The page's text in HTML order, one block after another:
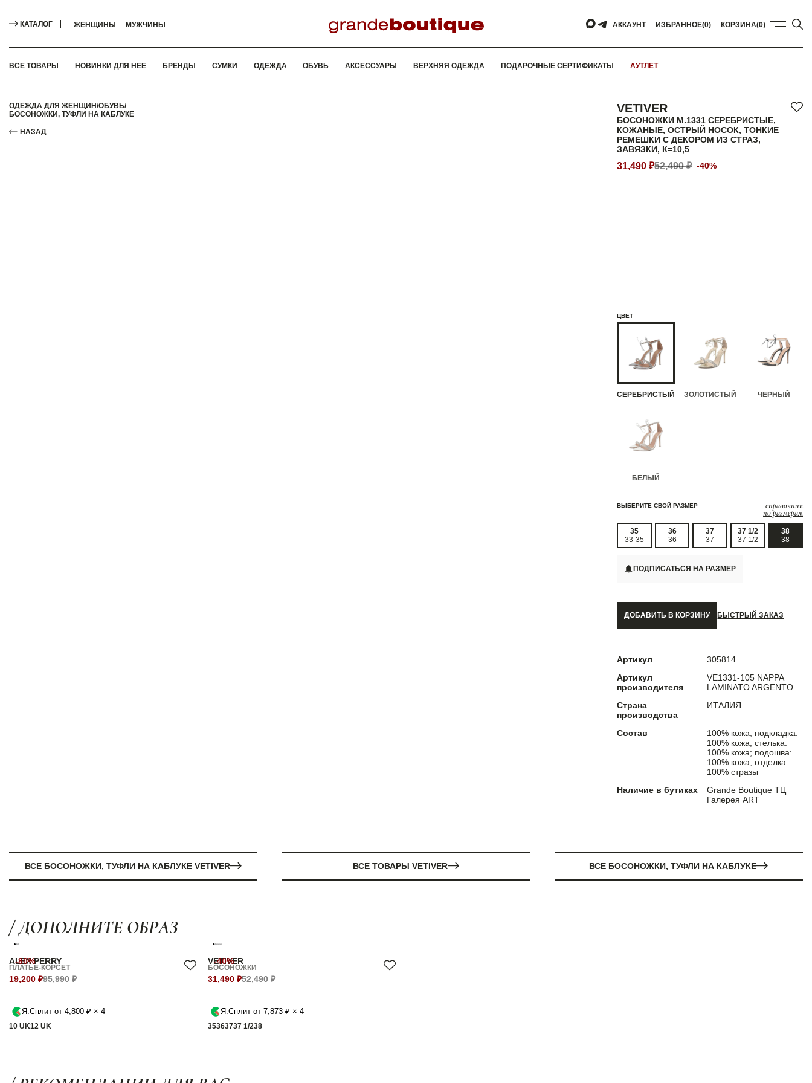
КАТАЛОГ ЖЕНЩИНЫ МУЖЧИНЫ АККАУНТ ИЗБРАННОЕ(0) КОРЗИНА(0)
ВСЕ ТОВАРЫ НОВИНКИ ДЛЯ НЕЕ БРЕНДЫ СУМКИ ОДЕЖДА ОБУВЬ АКСЕССУАРЫ ВЕРХНЯЯ ОДЕЖДА ПОДАРОЧНЫЕ СЕРТИФИКАТЫ АУТЛЕТ
ОДЕЖДА ДЛЯ ЖЕНЩИН/ОБУВЬ/
БОСОНОЖКИ, ТУФЛИ НА КАБЛУКЕ
НАЗАД
VETIVER
БОСОНОЖКИ M.1331 СЕРЕБРИСТЫЕ,
КОЖАНЫЕ, ОСТРЫЙ НОСОК, ТОНКИЕ
РЕМЕШКИ С ДЕКОРОМ ИЗ СТРАЗ,
ЗАВЯЗКИ, К=10,5
31,490 ₽52,490 ₽ -40%
ЦВЕТ
СЕРЕБРИСТЫЙ ЗОЛОТИСТЫЙ ЧЕРНЫЙ
БЕЛЫЙ
ВЫБЕРИТЕ СВОЙ РАЗМЕР справочник
по размерам
35
33-35
36
36
37
37
37 1/2
37 1/2
38
38
ПОДПИСАТЬСЯ НА РАЗМЕР
ДОБАВИТЬ В КОРЗИНУ БЫСТРЫЙ ЗАКАЗ
Артикул
305814
Артикул
производителя
VE1331-105 NAPPA
LAMINATO ARGENTO
Страна
производства
ИТАЛИЯ
Состав
100% кожа; подкладка:
100% кожа; стелька:
100% кожа; подошва:
100% кожа; отделка:
100% стразы
Наличие в бутиках
Grande Boutique ТЦ
Галерея ART
ВСЕ БОСОНОЖКИ, ТУФЛИ НА КАБЛУКЕ VETIVER ВСЕ ТОВАРЫ VETIVER ВСЕ БОСОНОЖКИ, ТУФЛИ НА КАБЛУКЕ
/ ДОПОЛНИТЕ ОБРАЗ
-80%
ALEX PERRY
ПЛАТЬЕ-КОРСЕТ
19,200 ₽95,990 ₽
Я.Сплит от 4,800 ₽ × 4
10 UK12 UK
-40%
VETIVER
БОСОНОЖКИ
31,490 ₽52,490 ₽
Я.Сплит от 7,873 ₽ × 4
35363737 1/238